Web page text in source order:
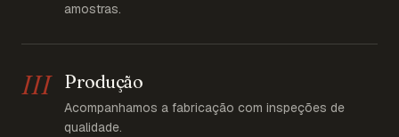
amostras.
III Produção
Acompanhamos a fabricação com inspeções de
qualidade.